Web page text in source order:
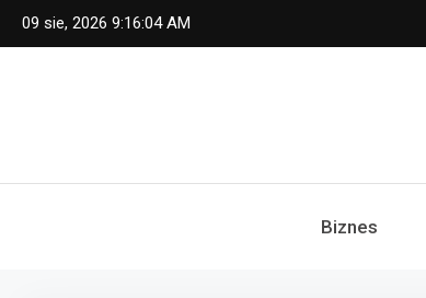
Skip
to
09 sie, 2026 9:16:05 AM
Biznes